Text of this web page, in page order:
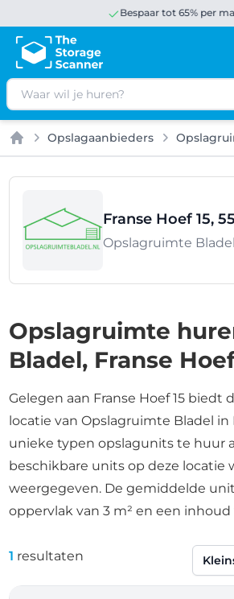
Bespaar tot 65% per
Zoeken
Home
Opslagaanbieders
Franse Hoef 15,
Opslagruimte Bladel
Opslagruimte
Bladel, Franse
Gelegen aan Franse Hoef 15 biedt
locatie van Opslagruimte Bladel in
unieke typen opslagunits te huur
beschikbare units op deze locatie
weergegeven. De gemiddelde
oppervlak van 3 m² en een inhoud
1 resultaten